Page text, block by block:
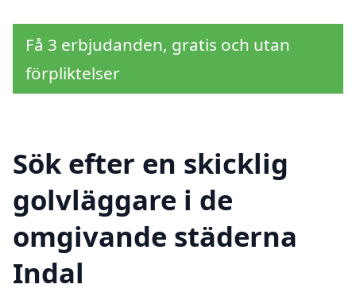
Få 3 erbjudanden, gratis och utan
förpliktelser
Sök efter en skicklig
golvläggare i de
omgivande städerna
Indal